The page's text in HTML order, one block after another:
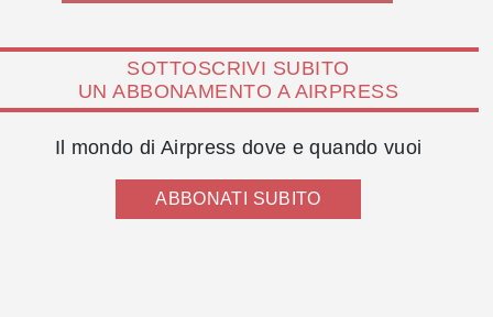
SOTTOSCRIVI SUBITO
UN ABBONAMENTO A AIRPRESS
Il mondo di Airpress dove e quando vuoi
ABBONATI SUBITO